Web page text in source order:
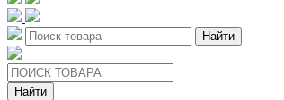
Найти
Найти